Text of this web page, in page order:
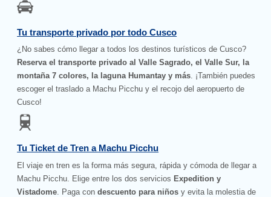
Tu transporte privado por todo Cusco
¿No sabes cómo llegar a todos los destinos turísticos de Cusco?
Reserva el transporte privado al Valle Sagrado, el Valle Sur, la
montaña 7 colores, la laguna Humantay y más. ¡También puedes
escoger el traslado a Machu Picchu y el recojo del aeropuerto de
Cusco!
Tu Ticket de Tren a Machu Picchu
El viaje en tren es la forma más segura, rápida y cómoda de llegar a
Machu Picchu. Elige entre los dos servicios Expedition y
Vistadome . Paga condescuento para niños y evita la molestia de